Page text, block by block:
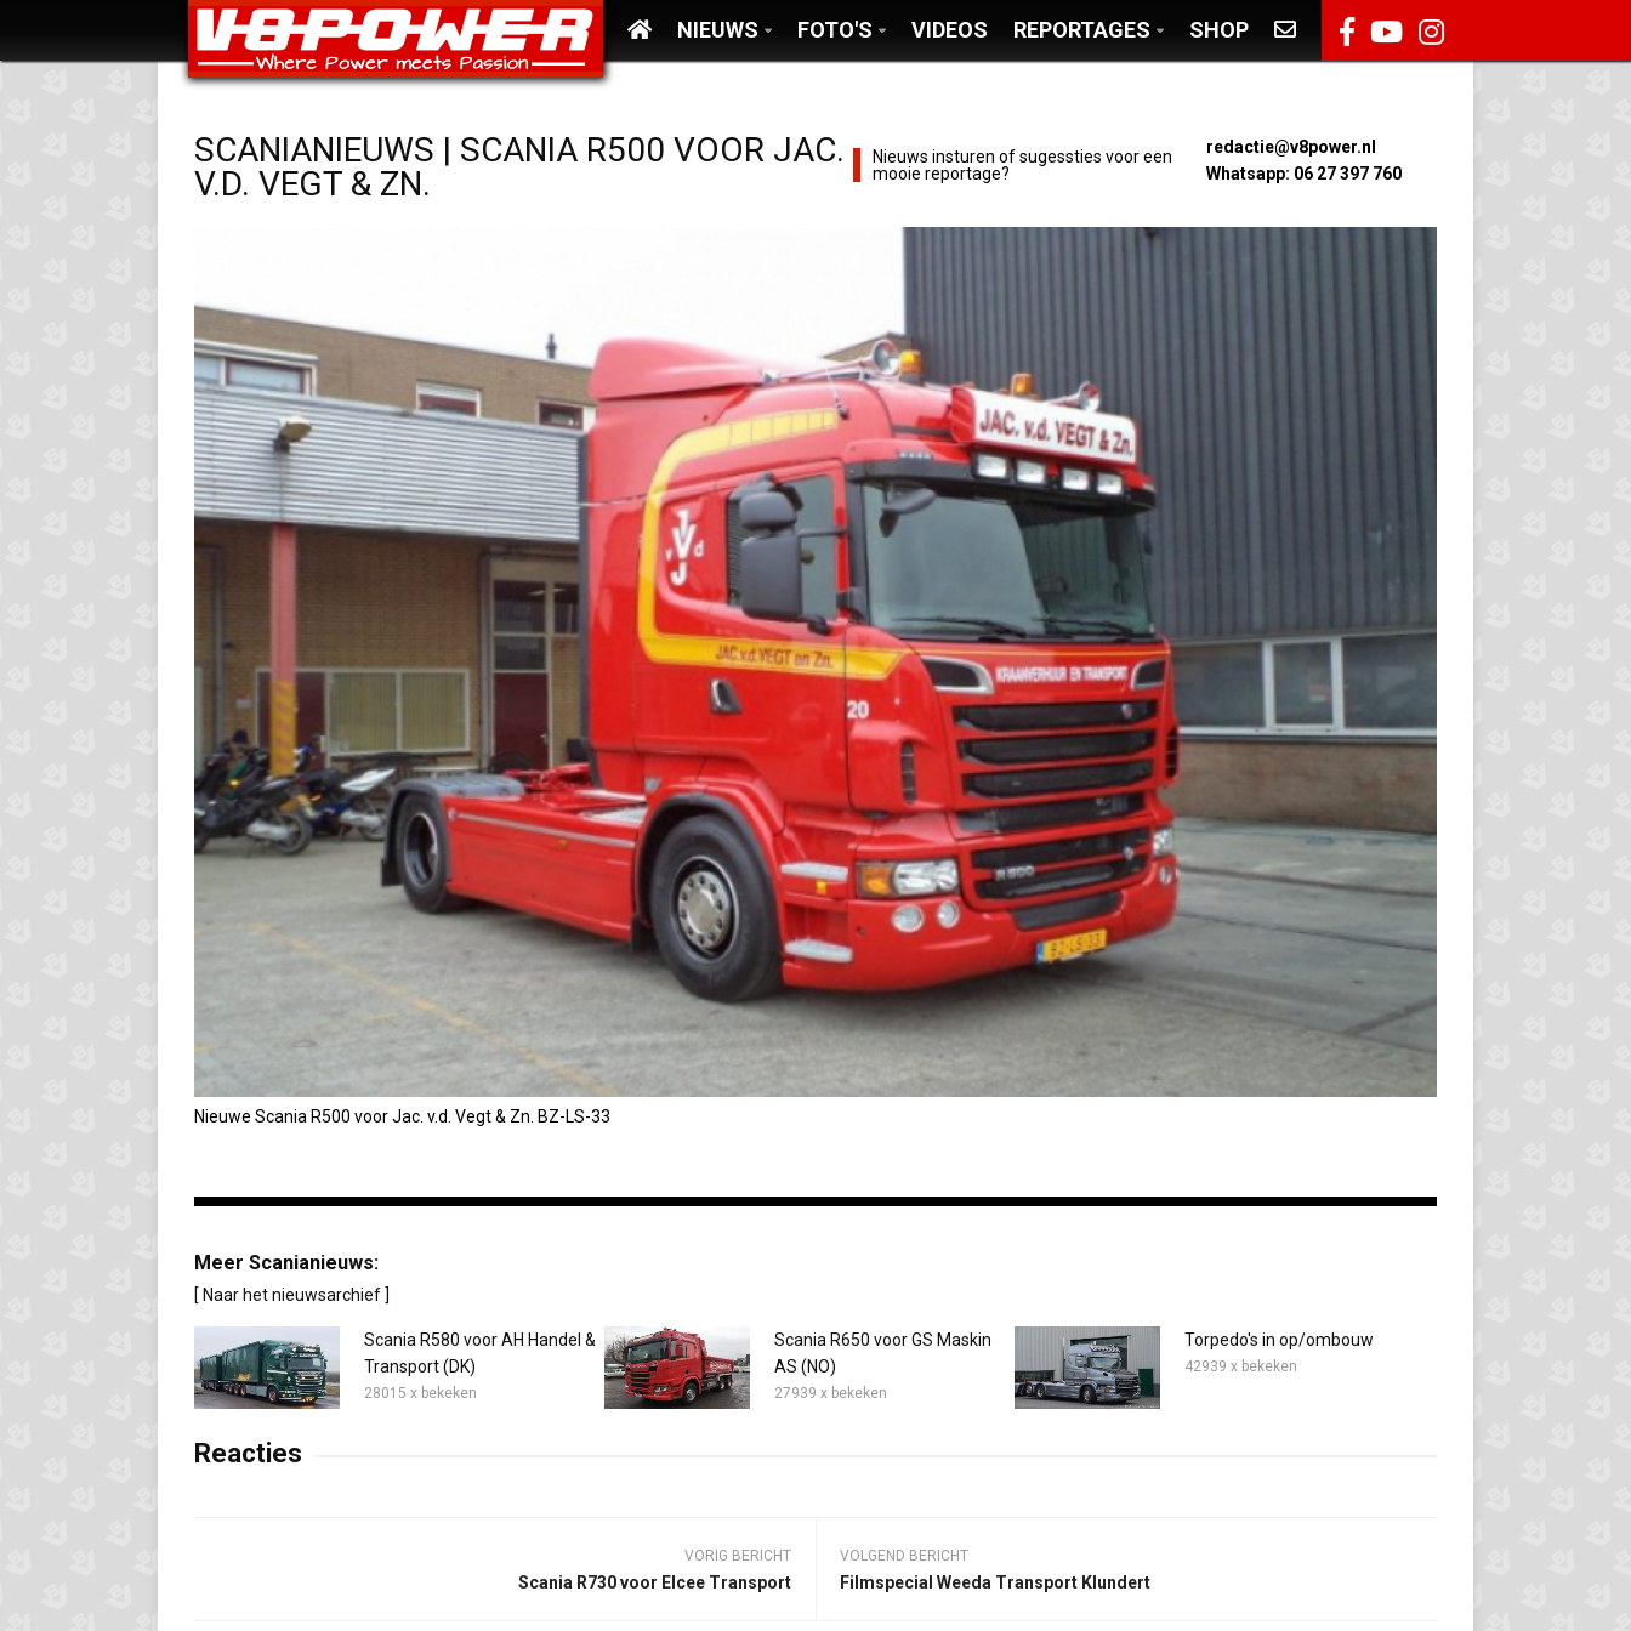
NIEUWS FOTO'S VIDEOS REPORTAGES SHOP
SCANIANIEUWS | SCANIA R500 VOOR JAC.
V.D. VEGT & ZN.
Nieuws insturen of sugessties voor een
mooie reportage?
redactie@v8power.nl
Whatsapp: 06 27 397 760
Nieuwe Scania R500 voor Jac. v.d. Vegt & Zn. BZ-LS-33
Meer Scanianieuws:
[ Naar het nieuwsarchief ]
Scania R580 voor AH Handel &
Transport (DK)
28015 x bekeken
Scania R650 voor GS Maskin
AS (NO)
27939 x bekeken
Torpedo's in op/ombouw
42939 x bekeken
Reacties
VORIG BERICHT
Scania R730 voor Elcee Transport
VOLGEND BERICHT
Filmspecial Weeda Transport Klundert